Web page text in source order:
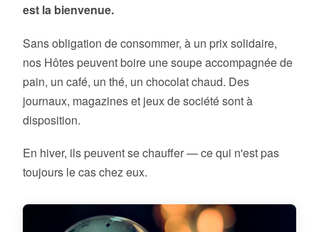
est la bienvenue.
Sans obligation de consommer, à un prix solidaire,
nos Hôtes peuvent boire une soupe accompagnée de
pain, un café, un thé, un chocolat chaud. Des
journaux, magazines et jeux de société sont à
disposition.
En hiver, ils peuvent se chauffer — ce qui n'est pas
toujours le cas chez eux.